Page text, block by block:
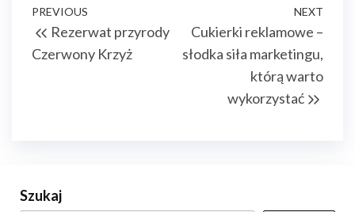
Nawigacja
wpisu
Previous
Post
PREVIOUS
Rezerwat przyrody
Czerwony Krzyż
NEXT
Cukierki reklamowe –
słodka siła marketingu,
którą warto
wykorzystać
Szukaj